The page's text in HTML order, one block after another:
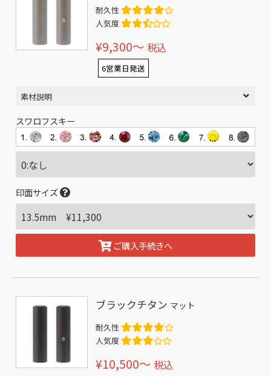
耐久性
人気度
¥9,300〜 税込
6営業日発送
素材説明
スワロフスキー
印面サイズ
ご購入手続きへ
ブラックチタン マット
耐久性
人気度
¥10,500〜 税込